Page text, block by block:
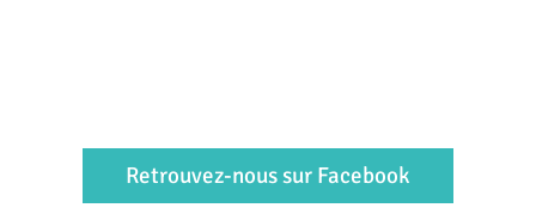
Retrouvez-nous sur Facebook